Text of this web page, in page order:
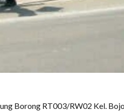
Borong RT003/RW02 Kel.